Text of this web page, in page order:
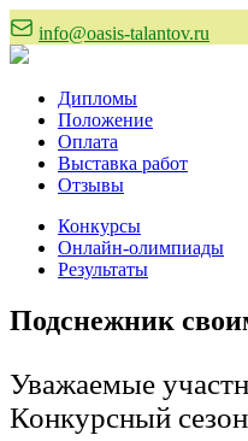
info@oasis-talantov.ru
Дипломы
Положение
Оплата
Выставка работ
Отзывы
Конкурсы
Онлайн-олимпиады
Результаты
Подснежник
Уважаемые
Конкурсный